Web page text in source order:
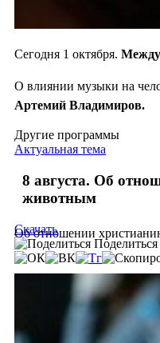
Сегодня 1 октября.
О влиянии музыки на
Артемий Владимиров.
Другие программы
Актуальная тема
8 августа. Об
животным
Об отношении
Скачать
Поделиться